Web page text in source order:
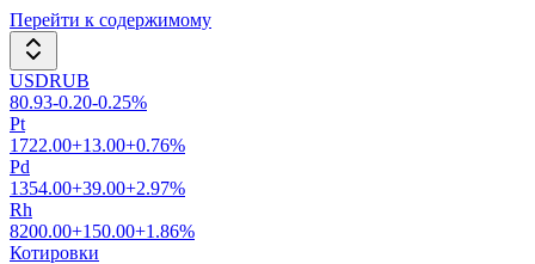
Перейти к содержимому
USDRUB
80.93-0.20-0.25%
Pt
1722.00+13.00+0.76%
Pd
1354.00+39.00+2.97%
Rh
8200.00+150.00+1.86%
Котировки